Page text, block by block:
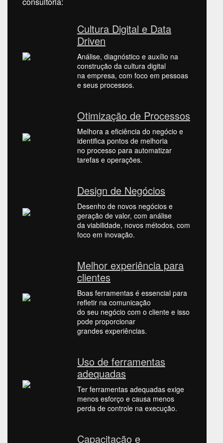
Cultura Digital e Data
Driven
Análise, diagnóstico e auxílio na
construção da cultura digital
na empresa, com foco em pessoas
e seus processos.
Otimização de Processos
Melhora a eficiência do negócio e
identifica pontos de melhoria
no processo para automatizar
tarefas e operações.
Design de Negócios
Desenho de novos negócios e
geração de valor, com análise
da viabilidade, novos métodos, com
foco em inovação.
Melhor experiência para
clientes
Boas ferramentas é essencial para
refletir na comunicação
do seu negócio com o cliente e isso
pode proporcionar
grandes experiências.
Uso de ferramentas
adequadas
Ter ferramentas adequadas exige
menos esforço e causa menos
perda de controle na execução.
Capacitação e